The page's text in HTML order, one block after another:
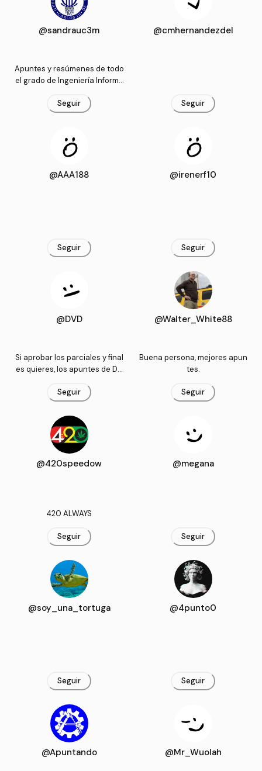
@sandrauc3m
Apuntes y resúmenes de todo
el grado de Ingeniería Informá
Seguir
@cmhernandezdel
Seguir
@AAA188
Seguir
@irenerf10
Seguir
@DVD
Si aprobar los parciales y final
es quieres, los apuntes de DV
Seguir
@Walter_White88
Buena persona, mejores apun
tes.
Seguir
@420speedow
420 ALWAYS
Seguir
@megana
Seguir
@soy_una_tortuga
Seguir
@4punto0
Seguir
@Apuntando @Mr_Wuolah